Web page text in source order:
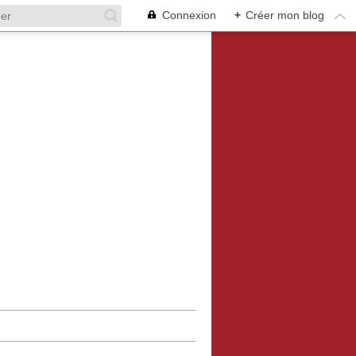
Connexion + Créer mon blog